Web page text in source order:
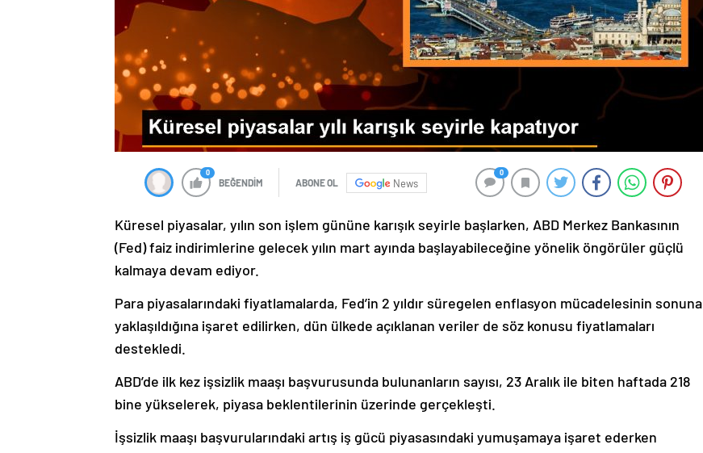
0
BEĞENDİM ABONE OL News
0
Küresel piyasalar, yılın son işlem gününe karışık seyirle başlarken, ABD Merkez Bankasının
(Fed) faiz indirimlerine gelecek yılın mart ayında başlayabileceğine yönelik öngörüler güçlü
kalmaya devam ediyor.
Para piyasalarındaki fiyatlamalarda, Fed’in 2 yıldır süregelen enflasyon mücadelesinin sonuna
yaklaşıldığına işaret edilirken, dün ülkede açıklanan veriler de söz konusu fiyatlamaları
destekledi.
ABD’de ilk kez işsizlik maaşı başvurusunda bulunanların sayısı, 23 Aralık ile biten haftada 218
bine yükselerek, piyasa beklentilerinin üzerinde gerçekleşti.
İşsizlik maaşı başvurularındaki artış iş gücü piyasasındaki yumuşamaya işaret ederken